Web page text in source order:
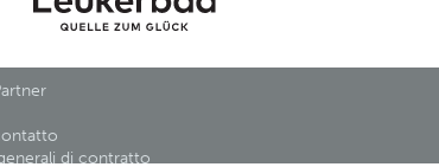
di contratto